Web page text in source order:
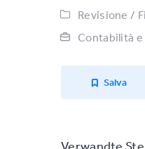
Revisione /
Contabilità
Salva
Verwandte